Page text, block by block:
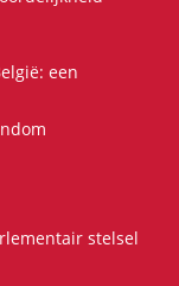
een
stelsel